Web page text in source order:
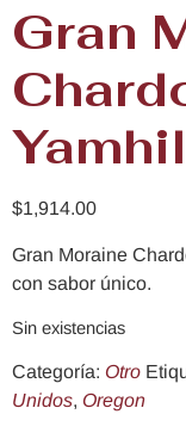
Gran
$1,914.00
Gran Moraine
con sabor único.
Sin existencias
Categoría: Otro
Unidos, Oregon